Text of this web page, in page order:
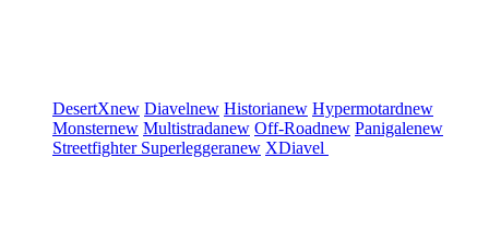
DesertXnew Diavelnew Historianew Hypermotardnew
Monsternew Multistradanew Off-Roadnew Panigalenew
Streetfighter Superleggeranew XDiavel